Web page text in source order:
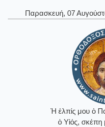
Παρασκευή, 07
Ἡ ἐλπίς μου ὁ
ὁ Υἱός,